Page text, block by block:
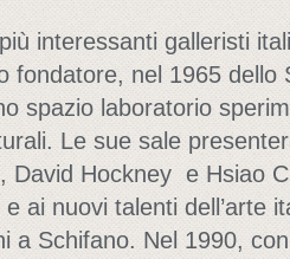
interessanti galleristi
fondatore, nel 1965 dello
spazio laboratorio
Le sue sale
David Hockney e Hsiao
ai nuovi talenti dell’arte
a Schifano. Nel 1990,